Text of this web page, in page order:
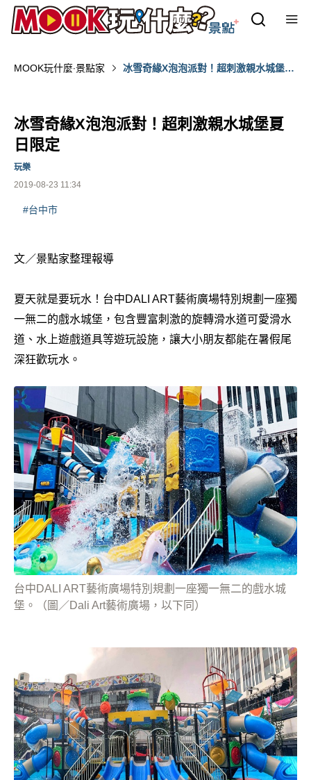
MOOK玩什麼‧景點家
冰雪奇緣X泡泡派對！超刺激親水城堡夏
冰雪奇緣X泡泡派對！超刺激親水城堡夏
日限定
2019-08-23 11:34
玩樂
#台中市
文／景點家整理報導
夏天就是要玩水！台中DALI ART藝術廣場特別規劃一座獨
一無二的戲水城堡，包含豐富刺激的旋轉滑水道可愛滑水
道、水上遊戲道具等遊玩設施，讓大小朋友都能在暑假尾
深狂歡玩水。
台中DALI ART藝術廣場特別規劃一座獨一無二的戲水城
堡。（圖／Dali Art藝術廣場，以下同）